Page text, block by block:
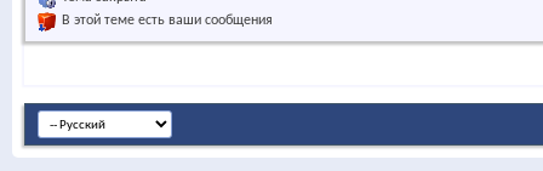
В этой теме есть ваши сообщения